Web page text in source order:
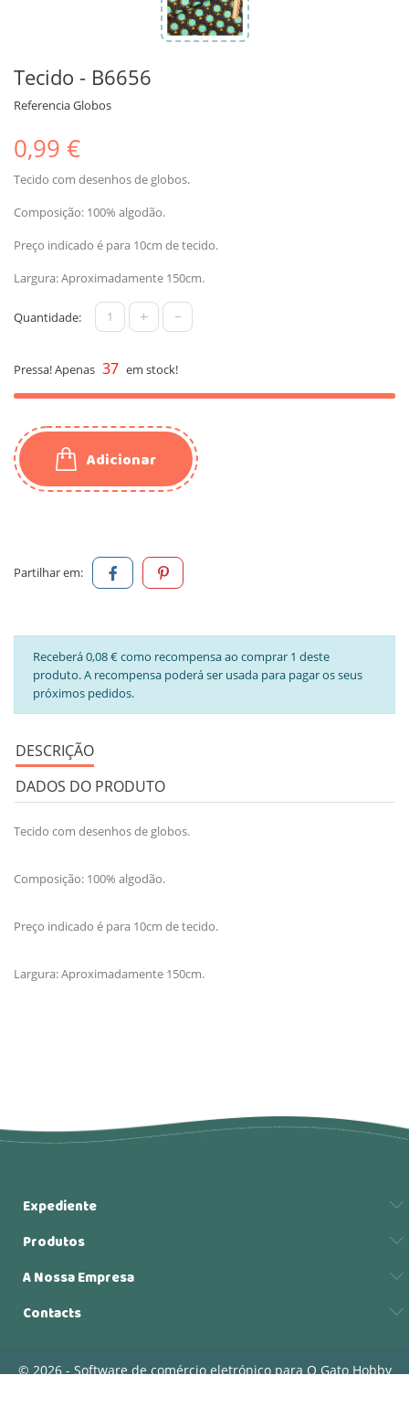
Tecido - B6656
ReferenciaGlobos
0,99 €
Tecido com desenhos de globos.
Composição: 100% algodão.
Preço indicado é para 10cm de tecido.
Largura: Aproximadamente 150cm.
Quantidade: + -
Pressa! Apenas 37 em stock!
Adicionar
Partilhar em:
Receberá 0,08 € como recompensa ao comprar 1 deste
produto. A recompensa poderá ser usada para pagar os seus
próximos pedidos.
DESCRIÇÃO
DADOS DO PRODUTO
Tecido com desenhos de globos.
Composição: 100% algodão.
Preço indicado é para 10cm de tecido.
Largura: Aproximadamente 150cm.
Expediente
Produtos
A Nossa Empresa
Contacts
© 2026 - Software de comércio eletrónico para O Gato Hobby